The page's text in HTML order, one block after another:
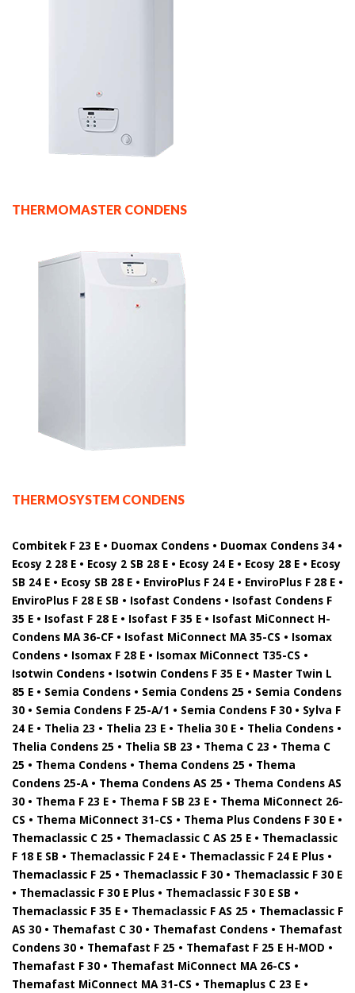
THERMOMASTER CONDENS
THERMOSYSTEM CONDENS
Combitek F 23 E • Duomax Condens • Duomax Condens 34 •
Ecosy 2 28 E • Ecosy 2 SB 28 E • Ecosy 24 E • Ecosy 28 E • Ecosy
SB 24 E • Ecosy SB 28 E • EnviroPlus F 24 E • EnviroPlus F 28 E •
EnviroPlus F 28 E SB • Isofast Condens • Isofast Condens F
35 E • Isofast F 28 E • Isofast F 35 E • Isofast MiConnect H-
Condens MA 36-CF • Isofast MiConnect MA 35-CS • Isomax
Condens • Isomax F 28 E • Isomax MiConnect T35-CS •
Isotwin Condens • Isotwin Condens F 35 E • Master Twin L
85 E • Semia Condens • Semia Condens 25 • Semia Condens
30 • Semia Condens F 25-A/1 • Semia Condens F 30 • Sylva F
24 E • Thelia 23 • Thelia 23 E • Thelia 30 E • Thelia Condens •
Thelia Condens 25 • Thelia SB 23 • Thema C 23 • Thema C
25 • Thema Condens • Thema Condens 25 • Thema
Condens 25-A • Thema Condens AS 25 • Thema Condens AS
30 • Thema F 23 E • Thema F SB 23 E • Thema MiConnect 26-
CS • Thema MiConnect 31-CS • Thema Plus Condens F 30 E •
Themaclassic C 25 • Themaclassic C AS 25 E • Themaclassic
F 18 E SB • Themaclassic F 24 E • Themaclassic F 24 E Plus •
Themaclassic F 25 • Themaclassic F 30 • Themaclassic F 30 E
• Themaclassic F 30 E Plus • Themaclassic F 30 E SB •
Themaclassic F 35 E • Themaclassic F AS 25 • Themaclassic F
AS 30 • Themafast C 30 • Themafast Condens • Themafast
Condens 30 • Themafast F 25 • Themafast F 25 E H-MOD •
Themafast F 30 • Themafast MiConnect MA 26-CS •
Themafast MiConnect MA 31-CS • Themaplus C 23 E •